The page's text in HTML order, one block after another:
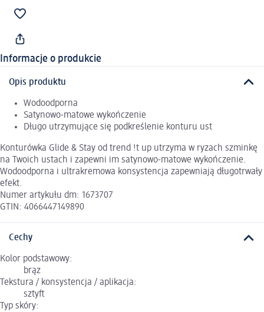
Informacje o produkcie
Opis produktu
Wodoodporna
Satynowo-matowe wykończenie
Długo utrzymujące się podkreślenie konturu ust
Konturówka Glide & Stay od trend !t up utrzyma w ryzach szminkę
na Twoich ustach i zapewni im satynowo-matowe wykończenie.
Wodoodporna i ultrakremowa konsystencja zapewniają długotrwały
efekt.
Numer artykułu dm: 1673707
GTIN: 4066447149890
Cechy
Kolor podstawowy:
brąz
Tekstura / konsystencja / aplikacja:
sztyft
Typ skóry: